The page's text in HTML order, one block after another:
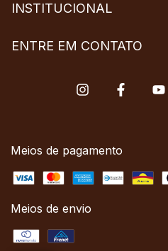
INSTITUCIONAL
ENTRE EM CONTATO
Meios de pagamento
Meios de envio